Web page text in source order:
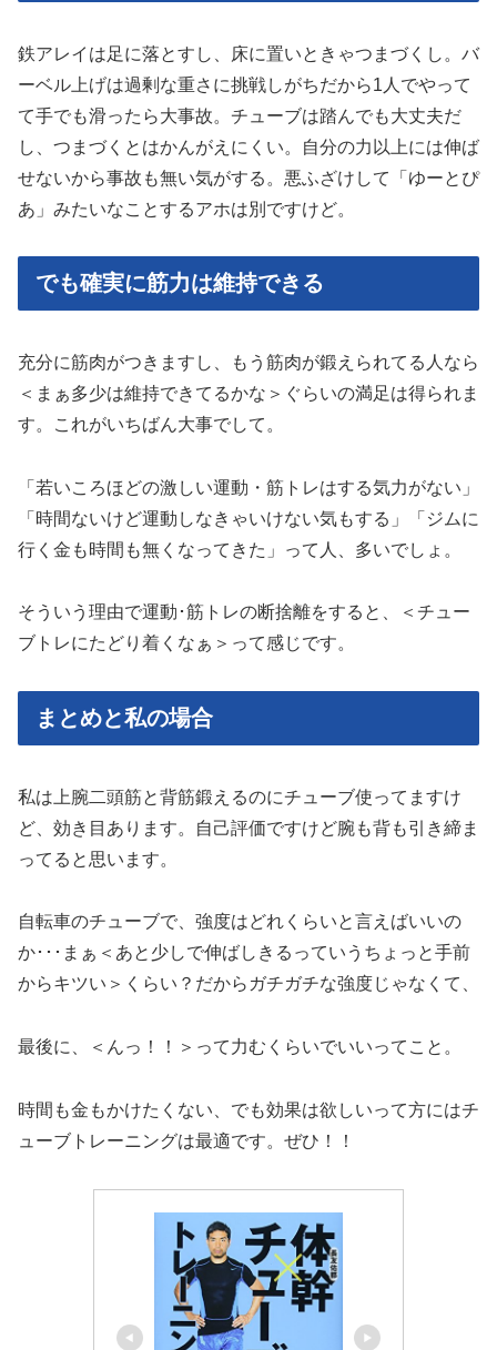
鉄アレイは足に落とすし、床に置いときゃつまづくし。バ
ーベル上げは過剰な重さに挑戦しがちだから1人でやって
て手でも滑ったら大事故。チューブは踏んでも大丈夫だ
し、つまづくとはかんがえにくい。自分の力以上には伸ば
せないから事故も無い気がする。悪ふざけして「ゆーとぴ
あ」みたいなことするアホは別ですけど。
でも確実に筋力は維持できる
充分に筋肉がつきますし、もう筋肉が鍛えられてる人なら
＜まぁ多少は維持できてるかな＞ぐらいの満足は得られま
す。これがいちばん大事でして。
「若いころほどの激しい運動・筋トレはする気力がない」
「時間ないけど運動しなきゃいけない気もする」「ジムに
行く金も時間も無くなってきた」って人、多いでしょ。
そういう理由で運動･筋トレの断捨離をすると、＜チュー
ブトレにたどり着くなぁ＞って感じです。
まとめと私の場合
私は上腕二頭筋と背筋鍛えるのにチューブ使ってますけ
ど、効き目あります。自己評価ですけど腕も背も引き締ま
ってると思います。
自転車のチューブで、強度はどれくらいと言えばいいの
か･･･まぁ＜あと少しで伸ばしきるっていうちょっと手前
からキツい＞くらい？だからガチガチな強度じゃなくて、
最後に、＜んっ！！＞って力むくらいでいいってこと。
時間も金もかけたくない、でも効果は欲しいって方にはチ
ューブトレーニングは最適です。ぜひ！！